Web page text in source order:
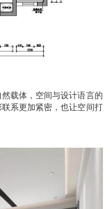
载体，空间与设计语言的
系更加紧密，也让空间打